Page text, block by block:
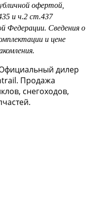
офертой,
и ч.2 ст.437
Федерации. Сведения о
и цене
дилер
Продажа
снегоходов,